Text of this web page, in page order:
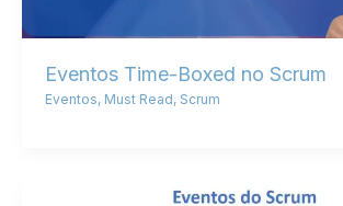
Eventos Time-Boxed no Scrum
Eventos, Must Read, Scrum